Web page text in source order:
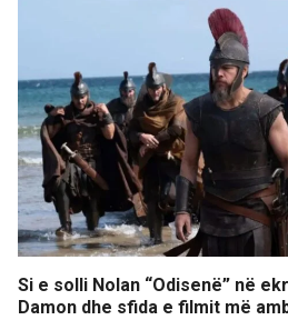
Si e solli Nolan “Odisenë” në
Damon dhe sfida e filmit më